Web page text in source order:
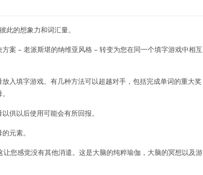
此的想象力和词汇量。
案 – 老派斯堪的纳维亚风格 – 转变为您在同一个填字游戏中相互
入填字游戏。有几种方法可以超越对手，包括完成单词的重大奖
供以后使用可能会有所回报。
元素。
您感觉没有其他消遣。这是大脑的纯粹瑜伽，大脑的冥想以及游